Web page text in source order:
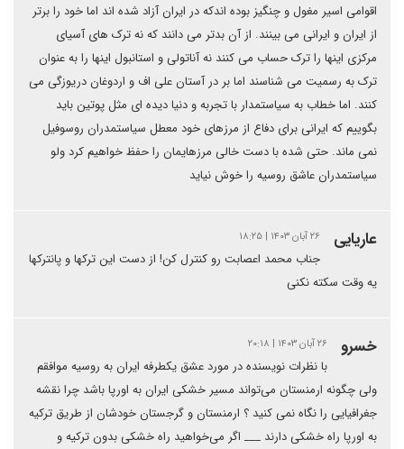
اقوامی اسیر مغول و چنگیز بوده اندکه در ایران آزاد شده اند اما خود را برتر
از ایران و ایرانی می بینند. از آن بدتر می دانند که نه ترک های آسیای
مرکزی اینها را ترک حساب می کنند نه آناتولی و استانبول اینها را به عنوان
ترک به رسمیت می شناسند اما بر در آستان علی اف و اردوغان دریوزگی می
کنند. اما خطاب به سیاستمدار با تجربه و دنیا دیده ای مثل پوتین باید
بگوییم که ایرانی برای دفاع از مرزهای خود معطل سیاستمدران روسوفیل
نمی ماند. حتی شده با دست خالی مرزهایمان را حفظ خواهیم کرد ولو
سیاستمدران عاشق روسیه را خوش نیاید
عاریایی ۲۶ آبان ۱۴۰۳ | ۱۸:۲۵
جناب محمد اعصابت رو کنترل کن! از دست این ترکها و پانترکها
یه وقت سکته نکنی
خسرو ۲۶ آبان ۱۴۰۳ | ۲۰:۱۸
با نظرات نویسنده در مورد عشق یکطرفه ایران به روسیه موافقم
ولی چگونه ارمنستان می‌تواند مسیر خشکی ایران به اورپا باشد چرا نقشه
جغرافیایی را نگاه نمی کنید ؟ ارمنستان و گرجستان خودشان از طریق ترکیه
به اورپا راه خشکی دارند ___ اگر می‌خواهید راه خشکی بدون ترکیه و